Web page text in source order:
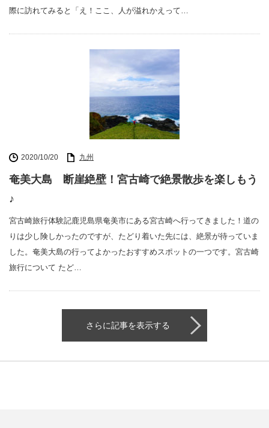
際に訪れてみると「え！ここ、人が溢れかえって…
2020/10/20 九州
奄美大島 断崖絶壁！宮古崎で絶景散歩を楽しもう
♪
宮古崎旅行体験記鹿児島県奄美市にある宮古崎へ行ってきました！道の
りは少し険しかったのですが、たどり着いた先には、絶景が待っていま
した。奄美大島の行ってよかったおすすめスポットの一つです。宮古崎
旅行について たど…
さらに記事を表示する